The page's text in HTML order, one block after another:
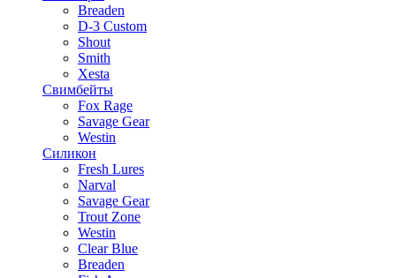
Breaden
D-3 Custom
Shout
Smith
Xesta
Свимбейты
Fox Rage
Savage Gear
Westin
Силикон
Fresh Lures
Narval
Savage Gear
Trout Zone
Westin
Clear Blue
Breaden